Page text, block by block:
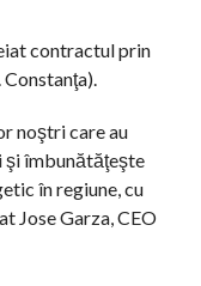
contractul prin
noştri care au
şi îmbunătăţeşte
în regiune, cu
Jose Garza, CEO